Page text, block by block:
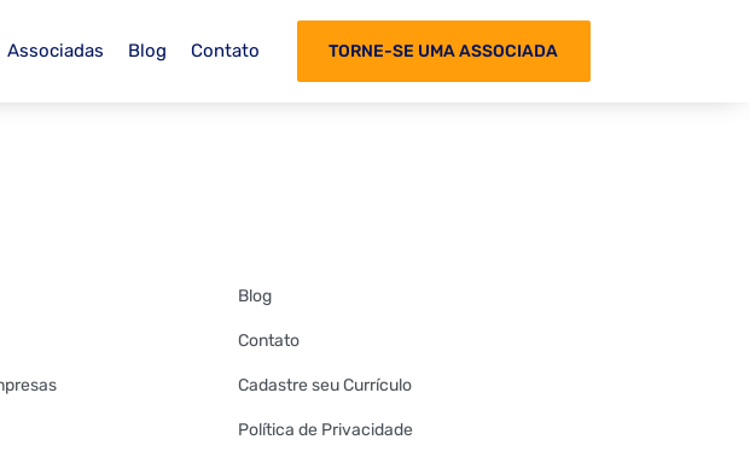
Associadas Blog Contato TORNE-SE UMA ASSOCIADA
Blog
Contato
Cadastre seu Currículo
Política de Privacidade